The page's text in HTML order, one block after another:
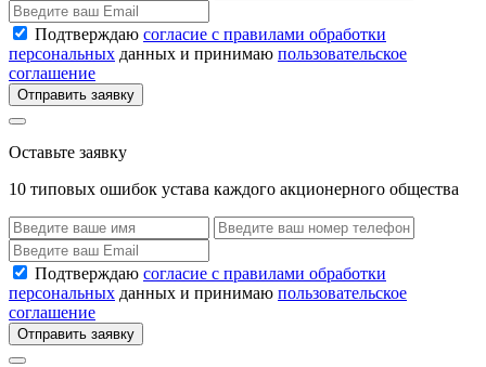
Подтверждаю согласие с правилами обработки
персональных данных и принимаю пользовательское
соглашение
Отправить заявку
Оставьте заявку
10 типовых ошибок устава каждого акционерного общества
Подтверждаю согласие с правилами обработки
персональных данных и принимаю пользовательское
соглашение
Отправить заявку